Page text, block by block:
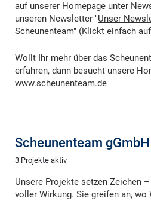
auf unserer Homepage unter
unseren Newsletter "Unser
Scheunenteam" (Klickt einfach
Wollt Ihr mehr über das
erfahren, dann besucht unsere
www.scheunenteam.de
Scheunenteam gGmbH
3 Projekte aktiv
Unsere Projekte setzen Zeichen
voller Wirkung. Sie greifen an, wo